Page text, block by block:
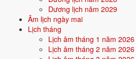
Dương lịch năm 2029
Âm lịch ngày mai
Lịch tháng
Lịch âm tháng 1 năm 2026
Lịch âm tháng 2 năm 2026
Điểm mạnh:Kiên nhẫn, bền bỉ, âm
Điểm cần lưu ý:Dễ bị bào mòn năng
giới hạn cho bản thân.